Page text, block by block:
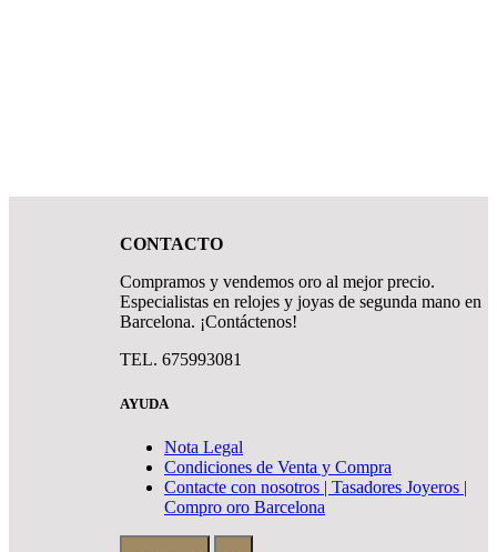
CONTACTO
Compramos y vendemos oro al mejor precio.
Especialistas en relojes y joyas de segunda mano en
Barcelona. ¡Contáctenos!
TEL. 675993081
AYUDA
Nota Legal
Condiciones de Venta y Compra
Contacte con nosotros | Tasadores Joyeros |
Compro oro Barcelona